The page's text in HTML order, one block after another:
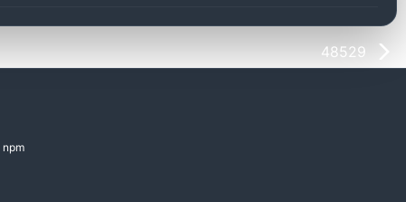
48529
npm